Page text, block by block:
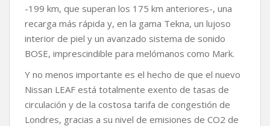
-199 km, que superan los 175 km anteriores-, una
recarga más rápida y, en la gama Tekna, un lujoso
interior de piel y un avanzado sistema de sonido
BOSE, imprescindible para melómanos como Mark.
Y no menos importante es el hecho de que el nuevo
Nissan LEAF está totalmente exento de tasas de
circulación y de la costosa tarifa de congestión de
Londres, gracias a su nivel de emisiones de CO2 de